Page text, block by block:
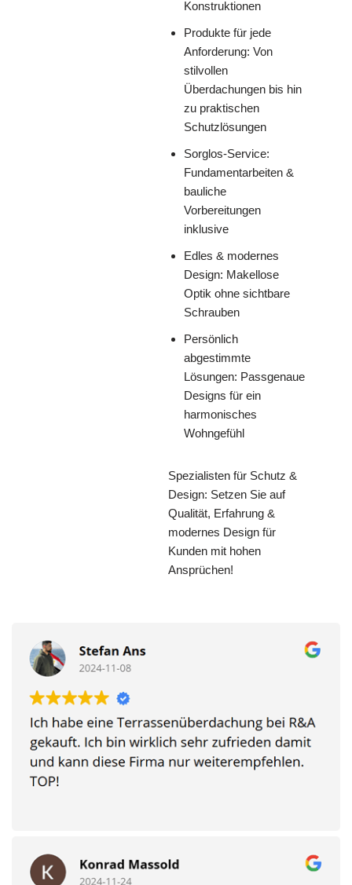
Konstruktionen
Produkte für jede
Anforderung: Von
stilvollen
Überdachungen bis hin
zu praktischen
Schutzlösungen
Sorglos-Service:
Fundamentarbeiten &
bauliche
Vorbereitungen
inklusive
Edles & modernes
Design: Makellose
Optik ohne sichtbare
Schrauben
Persönlich
abgestimmte
Lösungen: Passgenaue
Designs für ein
harmonisches
Wohngefühl
Spezialisten für Schutz &
Design: Setzen Sie auf
Qualität, Erfahrung &
modernes Design für
Kunden mit hohen
Ansprüchen!